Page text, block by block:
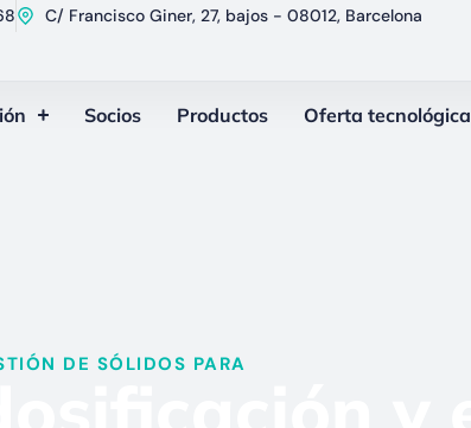
C/ Francisco Giner, 27, bajos - 08012, Barcelona
Socios Productos Oferta tecnológica
DE SÓLIDOS PARA​